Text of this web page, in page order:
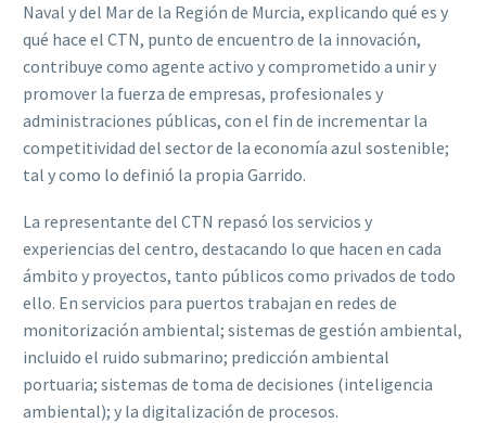
Naval y del Mar de la Región de Murcia, explicando qué es y
qué hace el CTN, punto de encuentro de la innovación,
contribuye como agente activo y comprometido a unir y
promover la fuerza de empresas, profesionales y
administraciones públicas, con el fin de incrementar la
competitividad del sector de la economía azul sostenible;
tal y como lo definió la propia Garrido.
La representante del CTN repasó los servicios y
experiencias del centro, destacando lo que hacen en cada
ámbito y proyectos, tanto públicos como privados de todo
ello. En servicios para puertos trabajan en redes de
monitorización ambiental; sistemas de gestión ambiental,
incluido el ruido submarino; predicción ambiental
portuaria; sistemas de toma de decisiones (inteligencia
ambiental); y la digitalización de procesos.